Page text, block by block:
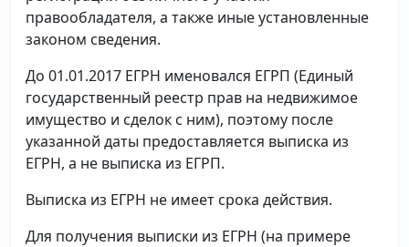
правообладателя, а также иные установленные
законом сведения.
До 01.01.2017 ЕГРН именовался ЕГРП (Единый
государственный реестр прав на недвижимое
имущество и сделок с ним), поэтому после
указанной даты предоставляется выписка из
ЕГРН, а не выписка из ЕГРП.
Выписка из ЕГРН не имеет срока действия.
Для получения выписки из ЕГРН (на примере